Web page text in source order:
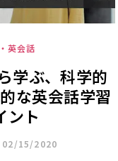
英会話
学ぶ、科学的
な英会話学習
ント
02/15/2020